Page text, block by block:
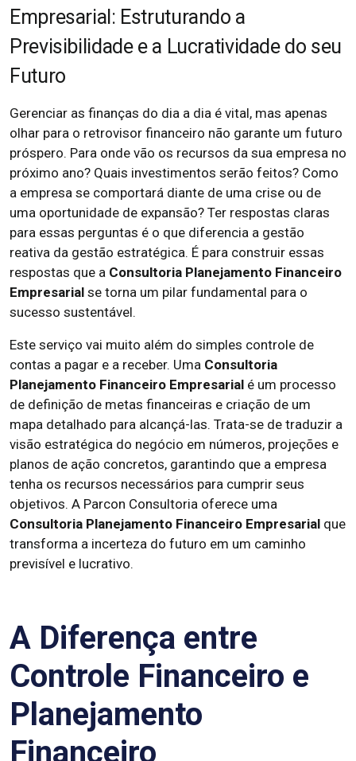
Empresarial: Estruturando a
Previsibilidade e a Lucratividade do seu
Futuro
Gerenciar as finanças do dia a dia é vital, mas apenas
olhar para o retrovisor financeiro não garante um futuro
próspero. Para onde vão os recursos da sua empresa no
próximo ano? Quais investimentos serão feitos? Como
a empresa se comportará diante de uma crise ou de
uma oportunidade de expansão? Ter respostas claras
para essas perguntas é o que diferencia a gestão
reativa da gestão estratégica. É para construir essas
respostas que a Consultoria Planejamento Financeiro
Empresarial se torna um pilar fundamental para o
sucesso sustentável.
Este serviço vai muito além do simples controle de
contas a pagar e a receber. Uma Consultoria
Planejamento Financeiro Empresarial é um processo
de definição de metas financeiras e criação de um
mapa detalhado para alcançá-las. Trata-se de traduzir a
visão estratégica do negócio em números, projeções e
planos de ação concretos, garantindo que a empresa
tenha os recursos necessários para cumprir seus
objetivos. A Parcon Consultoria oferece uma
Consultoria Planejamento Financeiro Empresarial que
transforma a incerteza do futuro em um caminho
previsível e lucrativo.
A Diferença entre
Controle Financeiro e
Planejamento
Financeiro